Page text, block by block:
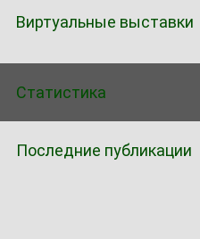
Виртуальные выставки
Статистика
Последние публикации